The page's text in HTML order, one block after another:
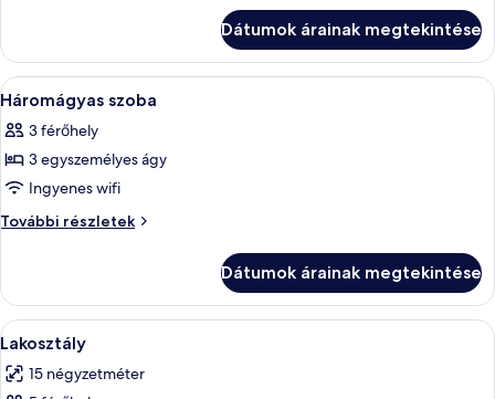
Dátumok árainak megtekintése
A
következő
szoba
összes
képének
megtekintése:
Egy szállodai szoba, amelyben
3
Háromágyas szoba
3 férőhely
3 egyszemélyes ágy
Ingyenes wifi
További részletek
Háromágyas
Dátumok árainak megtekintése
A
következő
szoba
Egy hangulatos szoba, melynek
3
Lakosztály
15 négyzetméter